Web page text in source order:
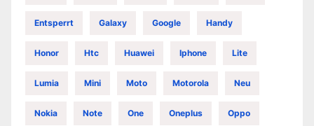
Entsperrt Galaxy Google Handy
Honor Htc Huawei Iphone Lite
Lumia Mini Moto Motorola Neu
Nokia Note One Oneplus Oppo